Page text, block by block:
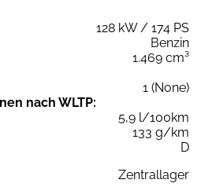
128 kW / 174 PS
Benzin
1.469 cm³
1 (None)
nach WLTP:
5,9 l/100km
133 g/km
D
Zentrallager